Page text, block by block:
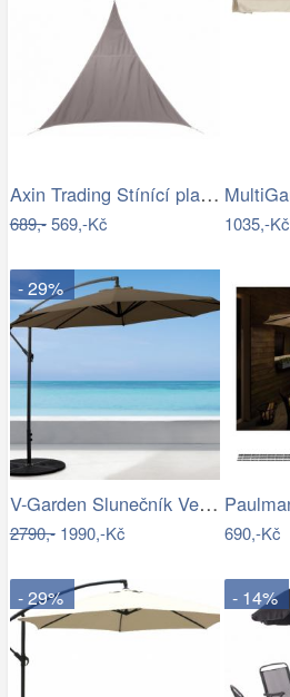
Axin Trading Stínící plachta…
689,-569,-Kč 1035,-Kč
- 29%
V-Garden Slunečník VeGA 301
2790,-1990,-Kč 690,-Kč
- 29% - 14%